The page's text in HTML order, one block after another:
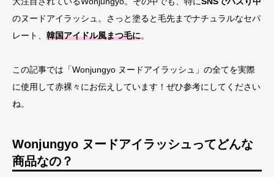
のヌードアイラッシュ。さっと塗ると毛先までナチュラルなセパ
レート、 韓国アイドル風まつ毛に。
この記事では「Wonjungyo ヌードアイラッシュ」の全てを実際
に使用して赤裸々にお伝えしています！ぜひ参考にしてください
ね。
Wonjungyo ヌードアイラッシュってどんな
商品なの？